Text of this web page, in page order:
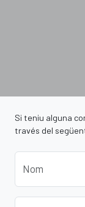
Si teniu alguna
través del
Nom